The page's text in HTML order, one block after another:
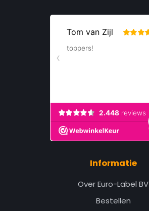
Informatie
Over Euro-Label BV
Bestellen